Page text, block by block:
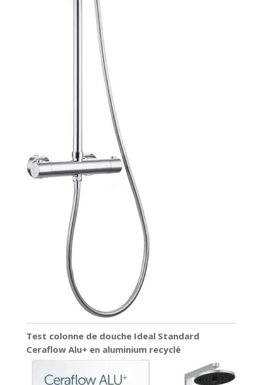
Test colonne de douche Ideal Standard
Ceraflow Alu+ en aluminium recyclé